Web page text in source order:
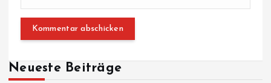
Neueste Beiträge